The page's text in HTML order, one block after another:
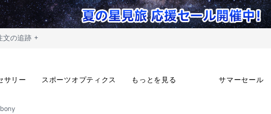
文の追跡 +
サリー スポーツオプティクス もっとを見る サマーセール